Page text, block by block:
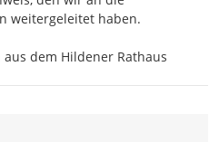
weitergeleitet haben.
dem Hildener Rathaus